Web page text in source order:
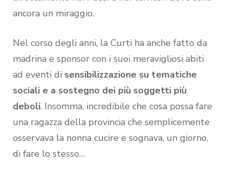
ancora un miraggio.
Nel corso degli anni, la Curti ha anche fatto da
madrina e sponsor con i suoi meravigliosi abiti
ad eventi di sensibilizzazione su tematiche
sociali e a sostegno dei più soggetti più
deboli. Insomma, incredibile che cosa possa fare
una ragazza della provincia che semplicemente
osservava la nonna cucire e sognava, un giorno,
di fare lo stesso…